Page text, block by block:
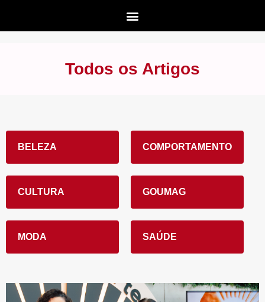
Todos os Artigos
BELEZA COMPORTAMENTO
CULTURA GOUMAG
MODA SAÚDE